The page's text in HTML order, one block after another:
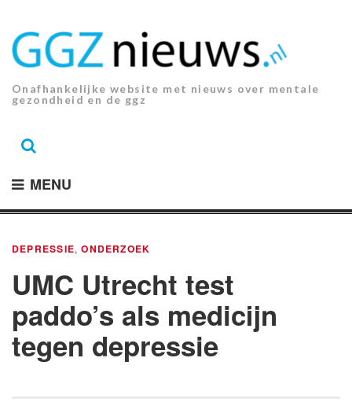
inhoud.
Onafhankelijke website met nieuws over mentale
gezondheid en de ggz
MENU
DEPRESSIE,ONDERZOEK
UMC Utrecht test
paddo’s als medicijn
tegen depressie